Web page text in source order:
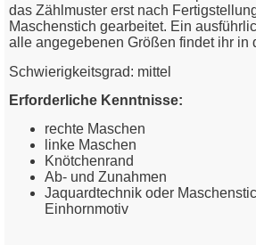
das Zählmuster erst nach
Maschenstich gearbeitet. Ein
alle angegebenen Größen findet ihr in
Schwierigkeitsgrad: mittel
Erforderliche Kenntnisse:
rechte Maschen
linke Maschen
Knötchenrand
Ab- und Zunahmen
Jaquardtechnik oder
Einhornmotiv